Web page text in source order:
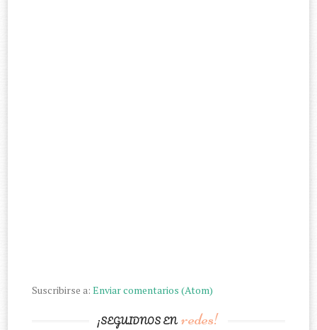
Suscribirse a:Enviar comentarios (Atom)
¡SEGUIDNOS ENredes!